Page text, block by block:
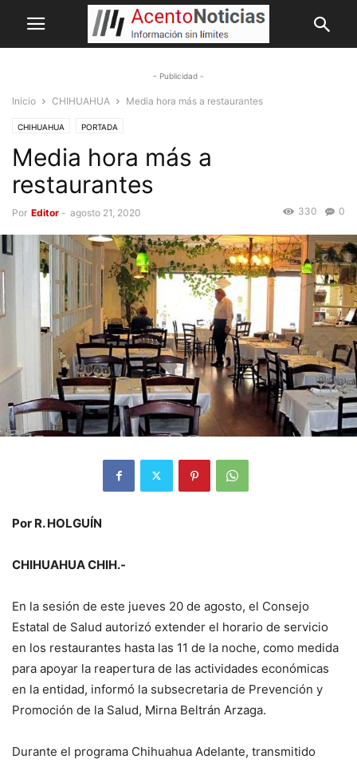
- Publicidad -
Inicio CHIHUAHUA Media hora más a restaurantes
CHIHUAHUA PORTADA
Media hora más a
restaurantes
Por Editor - agosto 21, 2020 0
330
Por R. HOLGUÍN
CHIHUAHUA CHIH.-
En la sesión de este jueves 20 de agosto, el Consejo
Estatal de Salud autorizó extender el horario de servicio
en los restaurantes hasta las 11 de la noche, como medida
para apoyar la reapertura de las actividades económicas
en la entidad, informó la subsecretaria de Prevención y
Promoción de la Salud, Mirna Beltrán Arzaga.
Durante el programa Chihuahua Adelante, transmitido